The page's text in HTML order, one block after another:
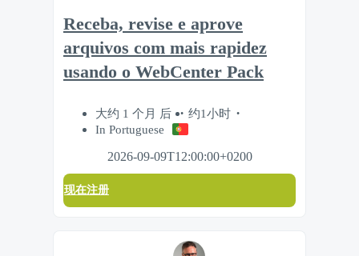
Receba, revise e aprove
arquivos com mais rapidez
usando o WebCenter Pack
大约 1 个月 后
约1小时
In Portuguese
2026-09-09T12:00:00+0200
现在注册